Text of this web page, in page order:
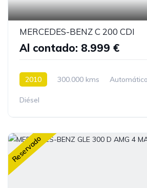
MERCEDES-BENZ C 200 CDI
Al contado: 8.999 €
2010 300.000 kms Automático
Diésel
Reservado